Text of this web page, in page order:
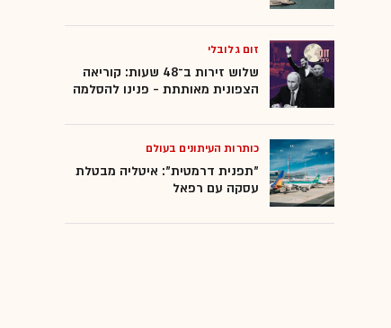
זום גלובלי
שלוש זירות ב־48 שעות: קוריאה
הצפונית מאותתת - פנינו להסלמה
כותרות העיתונים בעולם
"תפנית דרמטית": איטליה מבטלת
עסקה עם רפאל